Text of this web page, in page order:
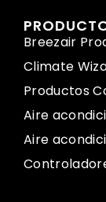
Breezair
Climate
Productos
Aire
Aire